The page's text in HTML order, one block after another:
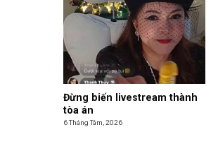
Đừng biến livestream thành
tòa án
6 Tháng Tám, 2026